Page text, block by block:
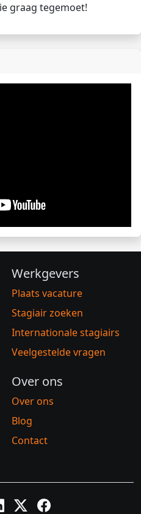
graag tegemoet!
Werkgevers
Plaats vacature
Stagiair zoeken
Internationale stagiairs
Veelgestelde vragen
Over ons
Over ons
Blog
Contact
LinkedInTwitter XFacebook